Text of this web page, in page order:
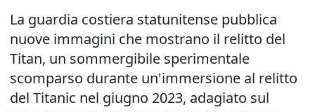
La guardia costiera statunitense pubblica
nuove immagini che mostrano il relitto del
Titan, un sommergibile sperimentale
scomparso durante un'immersione al relitto
del Titanic nel giugno 2023, adagiato sul